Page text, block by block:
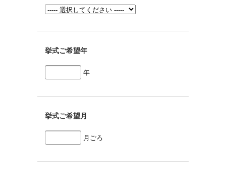
挙式ご希望年
年
挙式ご希望月
月ごろ